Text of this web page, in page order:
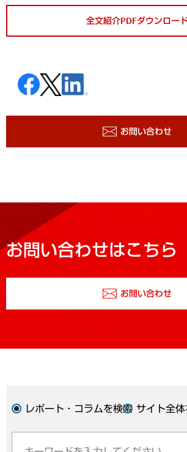
全文紹介PDFダウンロード
お問い合わせ
お問い合わせはこちら
お問い合わせ
レポート・コラムを検索 サイト全